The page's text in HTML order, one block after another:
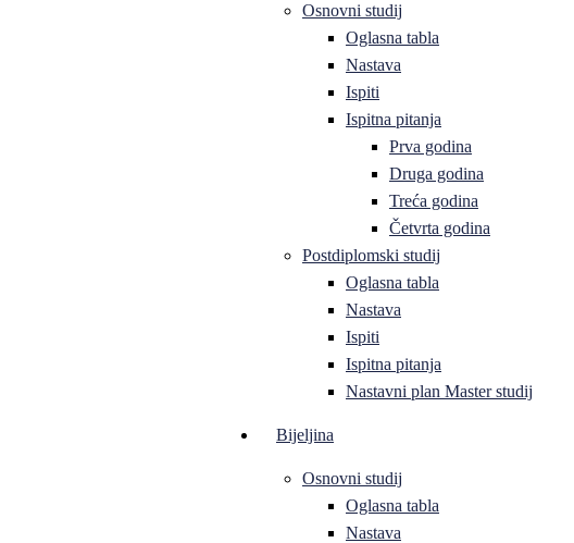
Osnovni studij
Oglasna tabla
Nastava
Ispiti
Ispitna pitanja
Prva godina
Druga godina
Treća godina
Četvrta godina
Postdiplomski studij
Oglasna tabla
Nastava
Ispiti
Ispitna pitanja
Nastavni plan Master studij
Bijeljina
Osnovni studij
Oglasna tabla
Nastava